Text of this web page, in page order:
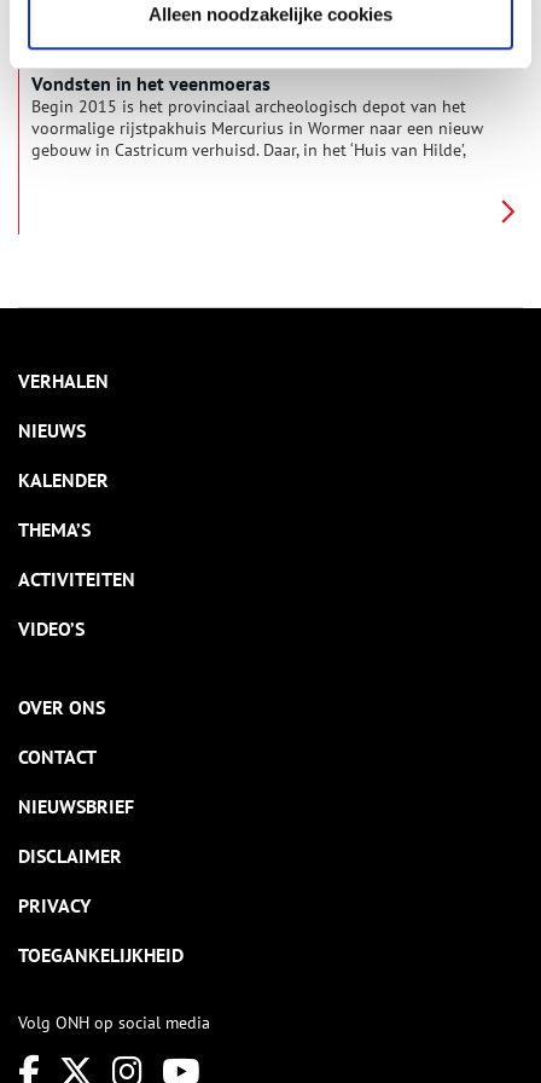
Alleen noodzakelijke cookies
Vondsten in het veenmoeras
Begin 2015 is het provinciaal archeologisch depot van het
voormalige rijstpakhuis Mercurius in Wormer naar een nieuw
gebouw in Castricum verhuisd. Daar, in het ‘Huis van Hilde’,
VERHALEN
NIEUWS
KALENDER
THEMA’S
ACTIVITEITEN
VIDEO’S
OVER ONS
CONTACT
NIEUWSBRIEF
DISCLAIMER
PRIVACY
TOEGANKELIJKHEID
Volg ONH op social media